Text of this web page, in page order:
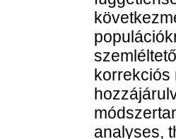
korrekciós
analyses,